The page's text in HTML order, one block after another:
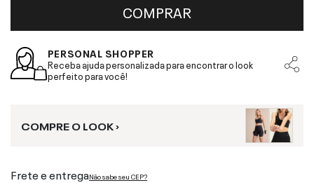
COMPRAR
PERSONAL SHOPPER
Receba ajuda personalizada para encontrar o look
perfeito para você!
COMPRE O LOOK ›
Frete e entregaNão sabe seu CEP?